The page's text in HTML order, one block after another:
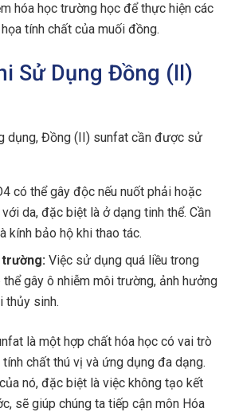
hóa học trường học để thực hiện các
tính chất của muối đồng.
Sử Dụng Đồng (II)
dụng, Đồng (II) sunfat cần được sử
có thể gây độc nếu nuốt phải hoặc
da, đặc biệt là ở dạng tinh thể. Cần
kính bảo hộ khi thao tác.
Việc sử dụng quá liều trong
thể gây ô nhiễm môi trường, ảnh hưởng
thủy sinh.
là một hợp chất hóa học có vai trò
chất thú vị và ứng dụng đa dạng.
nó, đặc biệt là việc không tạo kết
sẽ giúp chúng ta tiếp cận môn Hóa